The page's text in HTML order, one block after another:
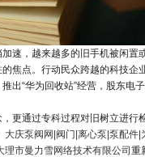
速，越来越多的旧手机被闲置
焦点。行动民众跨越的科技企
出“华为回收站”经营，股东电
更通过专科过程对旧树立进行
大庆泵阀网|阀门|离心泵|泵配件|
理市曼力雪网络技术有限公司重